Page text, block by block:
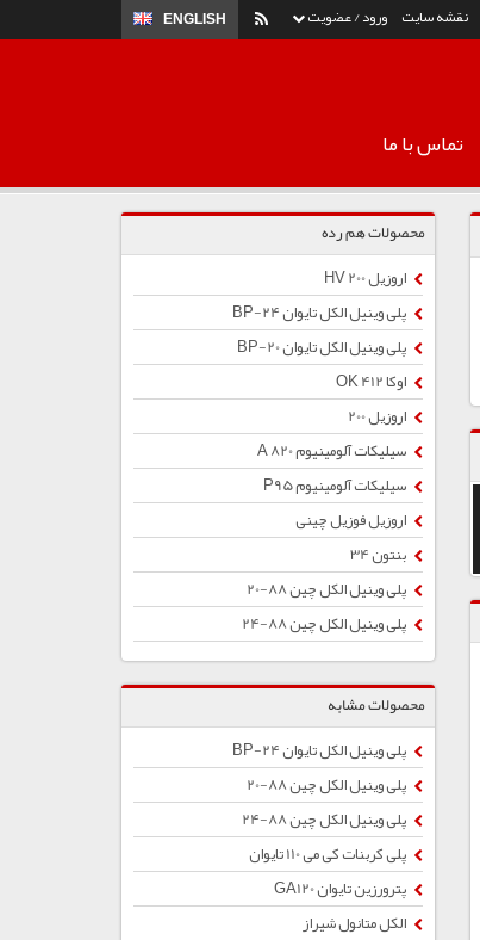
ورود / عضویت ENGLISH نقشه سایت
تماس با ما
محصولات هم رده
اروزیل 200 HV
پلی وینیل الکل تایوان BP-24
پلی وینیل الکل تایوان BP-20
اوکا OK 412
اروزیل 200
سیلیکات آلومینیوم A 820
سیلیکات آلومینیوم P95
اروزیل فوزیل چینی
بنتون 34
پلی وینیل الکل چین 88-20
پلی وینیل الکل چین 88-24
محصولات مشابه
پلی وینیل الکل تایوان BP-24
پلی وینیل الکل چین 88-20
پلی وینیل الکل چین 88-24
پلی کربنات کی می 110 تایوان
پترورزین تایوان GA120
الکل متانول شیراز